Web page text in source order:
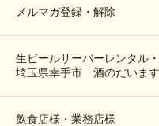
メルマガ登録・解除
生ビールサーバーレンタル
埼玉県幸手市 酒のだいます
飲食店様・業務店様